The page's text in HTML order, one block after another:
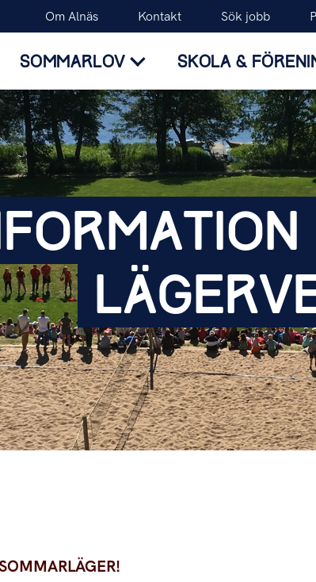
Om Alnäs Kontakt Sök jobb
SOMMARLOV SKOLA &